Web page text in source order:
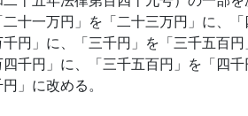
十一万円」を「二十三万円」に、「
円」に、「三千円」を「三千五百円
千円」に、「三千五百円」を「四
」に改める。